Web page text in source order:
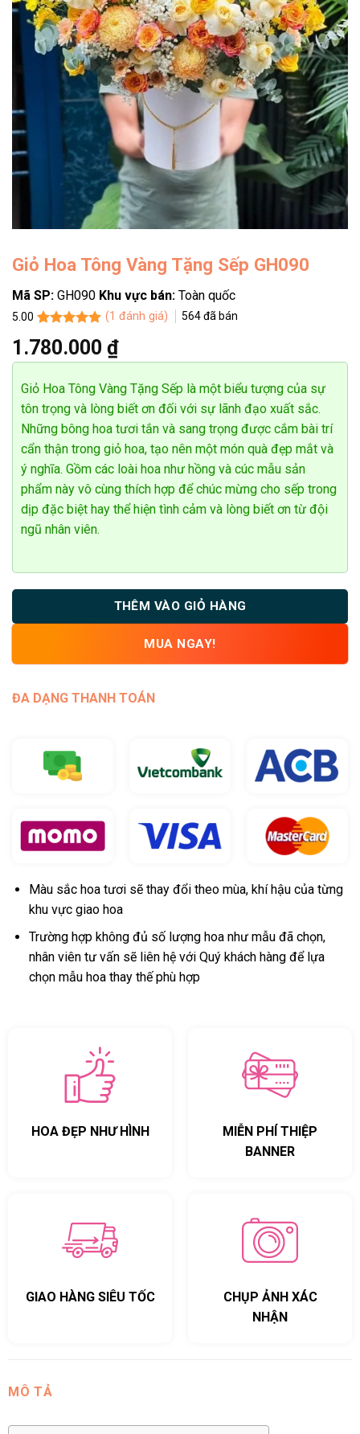
Giỏ Hoa Tông Vàng Tặng Sếp GH090
Mã SP: GH090 Khu vực bán: Toàn quốc
5.00
dựa trên
đánh giá
(1 đánh giá) 564đã bán
1.780.000 ₫
Giỏ Hoa Tông Vàng Tặng Sếp là một biểu tượng của sự
tôn trọng và lòng biết ơn đối với sự lãnh đạo xuất sắc.
Những bông hoa tươi tắn và sang trọng được cắm bài trí
cẩn thận trong giỏ hoa, tạo nên một món quà đẹp mắt và
ý nghĩa. Gồm các loài hoa như hồng và cúc mẫu sản
phẩm này vô cùng thích hợp để chúc mừng cho sếp trong
dịp đặc biệt hay thể hiện tình cảm và lòng biết ơn từ đội
ngũ nhân viên.
THÊM VÀO GIỎ HÀNG
MUA NGAY!
ĐA DẠNG THANH TOÁN
Màu sắc hoa tươi sẽ thay đổi theo mùa, khí hậu của từng
khu vực giao hoa
Trường hợp không đủ số lượng hoa như mẫu đã chọn,
nhân viên tư vấn sẽ liên hệ với Quý khách hàng để lựa
chọn mẫu hoa thay thế phù hợp
HOA ĐẸP NHƯ HÌNH
MIỄN PHÍ THIỆP
BANNER
GIAO HÀNG SIÊU TỐC
CHỤP ẢNH XÁC
NHẬN
MÔ TẢ
Vũ Quang Minh
Đặt hàng thành công
3phút trước